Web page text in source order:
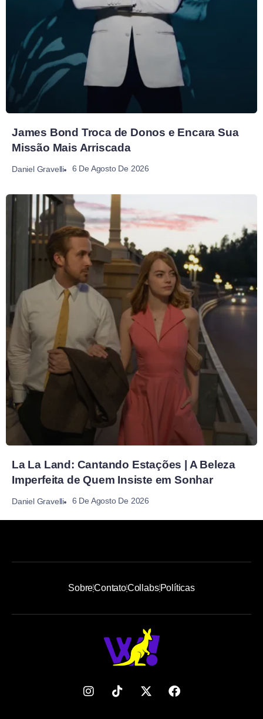
James Bond Troca de Donos e Encara Sua
Missão Mais Arriscada
Daniel Gravelli 6 De Agosto De 2026
La La Land: Cantando Estações | A Beleza
Imperfeita de Quem Insiste em Sonhar
Daniel Gravelli 6 De Agosto De 2026
SobreContatoCollabsPolíticas